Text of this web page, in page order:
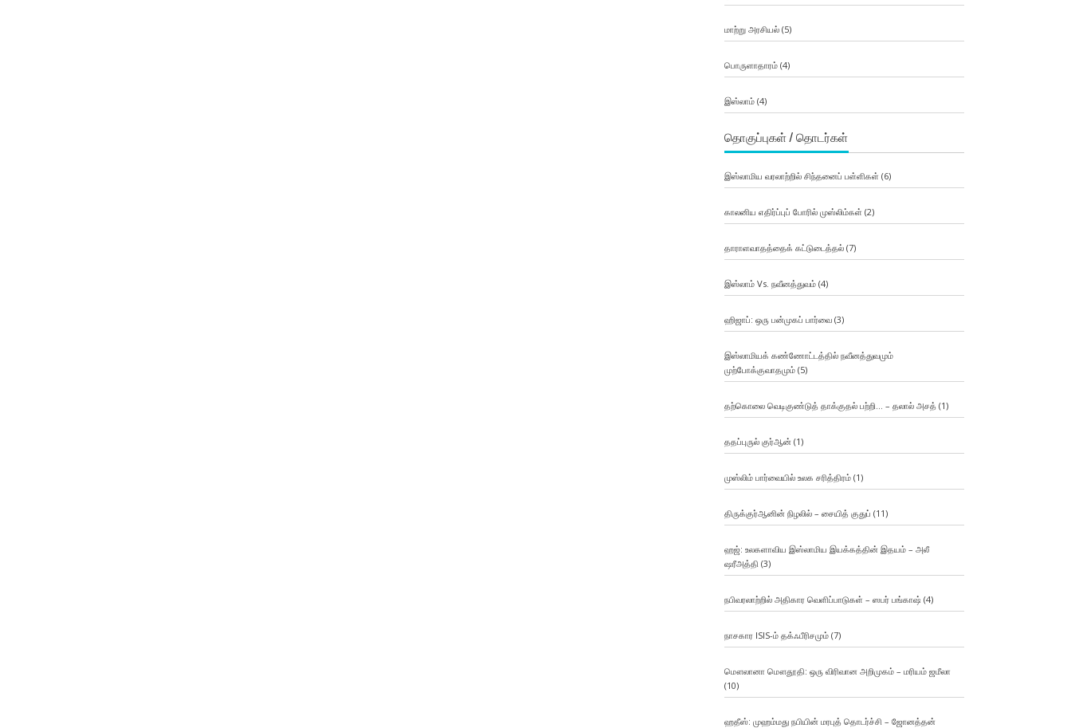
மாற்று அரசியல்(5)
பொருளாதாரம்(4)
இஸ்லாம்(4)
தொகுப்புகள் / தொடர்கள்
இஸ்லாமிய வரலாற்றில் சிந்தனைப் பள்ளிகள் (6)
காலனிய எதிர்ப்புப் போரில் முஸ்லிம்கள் (2)
தாராளவாதத்தைக் கட்டுடைத்தல்(7)
இஸ்லாம் Vs. நவீனத்துவம்(4)
ஹிஜாப்: ஒரு பன்முகப் பார்வை(3)
இஸ்லாமியக் கண்ணோட்டத்தில் நவீனத்துவமும்
முற்போக்குவாதமும்(5)
தற்கொலை வெடிகுண்டுத் தாக்குதல் பற்றி… – தலால் அசத் (1)
ததப்புருல் குர்ஆன் (1)
முஸ்லிம் பார்வையில் உலக சரித்திரம்(1)
திருக்குர்ஆனின் நிழலில் – சையித் குதுப் (11)
ஹஜ்: உலகளாவிய இஸ்லாமிய இயக்கத்தின் இதயம் – அலீ
ஷரீஅத்தி (3)
நபிவரலாற்றில் அதிகார வெளிப்பாடுகள் – ஸபர் பங்காஷ் (4)
நாசகார ISIS-ம் தக்ஃபீரிசமும்(7)
மௌலானா மௌதூதி: ஒரு விரிவான அறிமுகம் – மரியம் ஜமீலா
(10)
ஹதீஸ்: முஹம்மது நபியின் மரபுத் தொடர்ச்சி – ஜோனத்தன்